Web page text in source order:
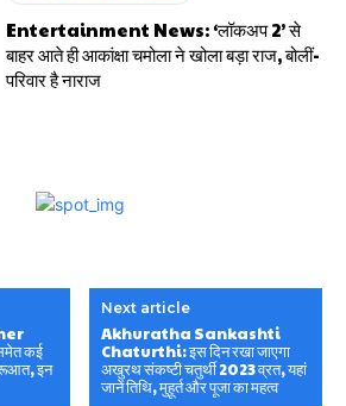
Entertainment News: ‘लॉकअप 2’ से
बाहर आते ही आकांक्षा चमोला ने खोला बड़ा राज, बोलीं-
परिवार है नाराज
कई
इन
Next article
Akhuratha Sankashti
Chaturthi: इस दिन रखा जाएगा
अखुरथ संकष्टी चतुर्थी 2023 व्रत, यहां
जानें तिथि, मुहूर्त और पूजा का महत्व